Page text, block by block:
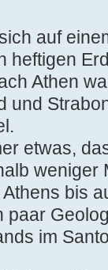
auf
heftigen
Athen
und
etwas,
weniger
bis
im